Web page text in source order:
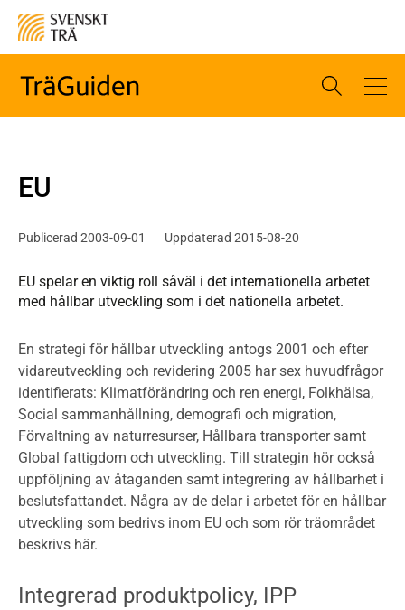
EU
Publicerad 2003-09-01 Uppdaterad 2015-08-20
EU spelar en viktig roll såväl i det internationella arbetet
med hållbar utveckling som i det nationella arbetet.
En strategi för hållbar utveckling antogs 2001 och efter
vidareutveckling och revidering 2005 har sex huvudfrågor
identifierats: Klimatförändring och ren energi, Folkhälsa,
Social sammanhållning, demografi och migration,
Förvaltning av naturresurser, Hållbara transporter samt
Global fattigdom och utveckling. Till strategin hör också
uppföljning av åtaganden samt integrering av hållbarhet i
beslutsfattandet. Några av de delar i arbetet för en hållbar
utveckling som bedrivs inom EU och som rör träområdet
beskrivs här.
Integrerad produktpolicy, IPP